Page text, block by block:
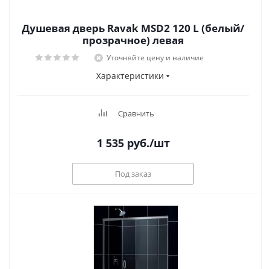
Душевая дверь Ravak MSD2 120 L (белый/
прозрачное) левая
Уточняйте цену и наличие
Характеристики
Сравнить
1 535 руб./шт
Под заказ